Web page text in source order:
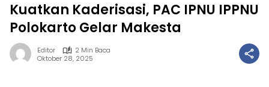
Kuatkan Kaderisasi, PAC IPNU IPPNU
Polokarto Gelar Makesta
Editor
2 Min Baca
Oktober 28, 2025